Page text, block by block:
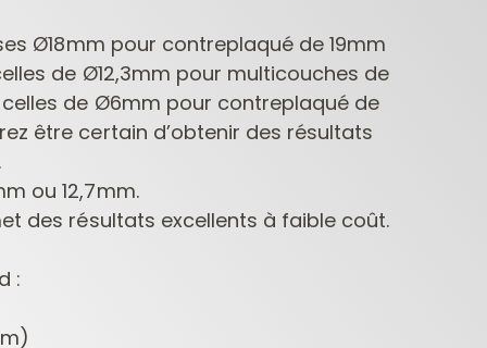
FRAISES POUR
DÉFONCEUSES
CONTRACTOR
MÈCHES POUR
PERCEUSES
Ø18mm pour contreplaqué de 19mm
de Ø12,3mm pour multicouches de
celles de Ø6mm pour contreplaqué de
être certain d’obtenir des résultats
ou 12,7mm.
des résultats excellents à faible coût.
: